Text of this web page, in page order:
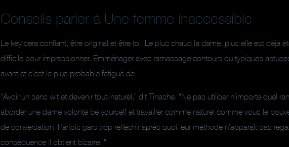
Conseils parler à Une femme inaccessible
Le key sera confiant, être original et être toi. Le plus chaud la dame, plus elle est déjà
difficile pour impressionner. Emménager avec ramassage contours ou typiques
avant et c’est le plus probable fatigué de.
“Avoir un sens wit et devenir tout-naturel,” dit Tinashe. “Ne pas utiliser n’importe quel
aborder une dame volonté be yourself et travailler comme naturel comme vous le
de conversation. Parfois gars trop réfléchir après quoi leur méthode n’apparaît pas
conséquence il obtient bizarre. “